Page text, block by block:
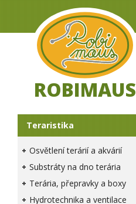
ROBIMAUS
Teraristika
Osvětlení terárií a akvárií
Substráty na dno terária
Terária, přepravky a boxy
Hydrotechnika a ventilace